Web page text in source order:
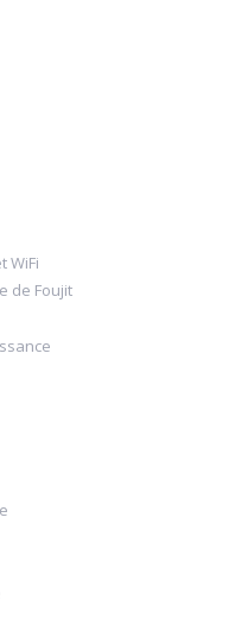
WiFi
de Foujit